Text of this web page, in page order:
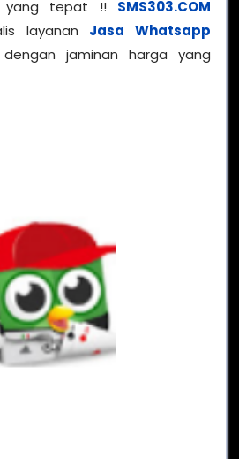
yang tepat !! SMS303.COM
layanan Jasa Whatsapp
jaminan harga yang